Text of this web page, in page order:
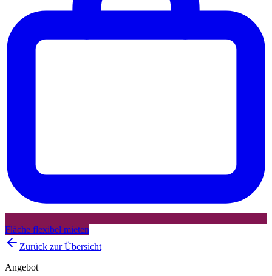
Fläche flexibel mieten
Zurück zur Übersicht
Angebot